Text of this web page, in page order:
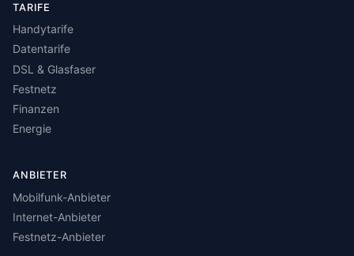
TARIFE
Handytarife
Datentarife
DSL & Glasfaser
Festnetz
Finanzen
Energie
ANBIETER
Mobilfunk-Anbieter
Internet-Anbieter
Festnetz-Anbieter